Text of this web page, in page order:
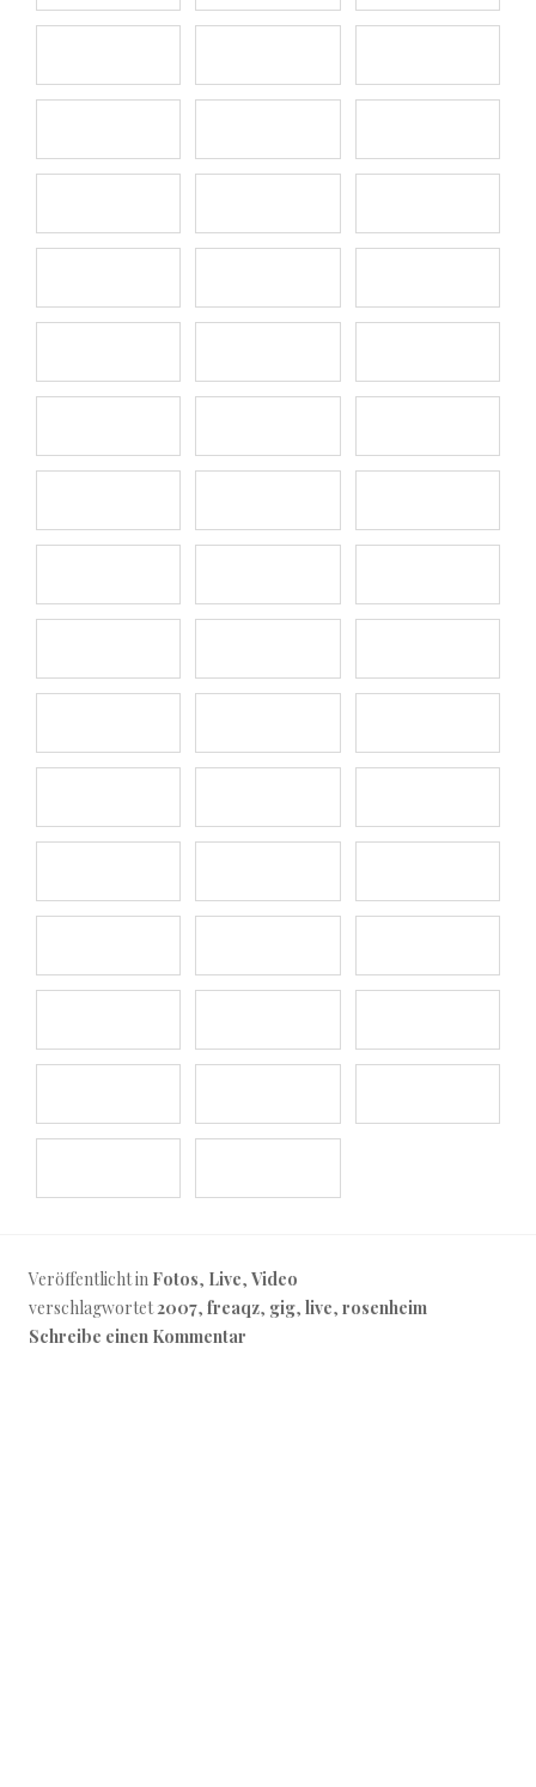
Veröffentlicht in Fotos, Live, Video
verschlagwortet2007, freaqz, gig, live, rosenheim
Schreibe einen Kommentar